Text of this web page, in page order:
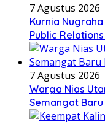
7 Agustus 2026
Kurnia
Public
7 Agustus 2026
Warga Nias
Semangat